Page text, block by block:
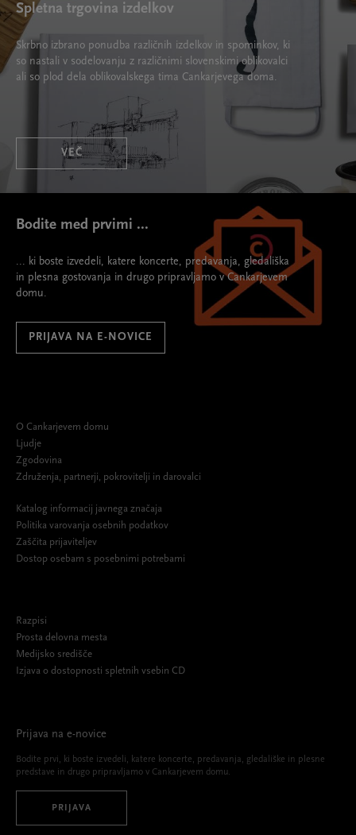
Spletna trgovina izdelkov
Skrbno izbrano ponudba različnih izdelkov in spominkov, ki
so nastali v sodelovanju z različnimi slovenskimi oblikovalci
ali so plod dela oblikovalskega tima Cankarjevega doma.
VEČ
Bodite med prvimi ...
... ki boste izvedeli, katere koncerte, predavanja, gledališka
in plesna gostovanja in drugo pripravljamo v Cankarjevem
domu.
PRIJAVA NA E-NOVICE
O Cankarjevem domu
Ljudje
Zgodovina
Združenja, partnerji, pokrovitelji in darovalci
Katalog informacij javnega značaja
Politika varovanja osebnih podatkov
Zaščita prijaviteljev
Dostop osebam s posebnimi potrebami
Razpisi
Prosta delovna mesta
Medijsko središče
Izjava o dostopnosti spletnih vsebin CD
Prijava na e-novice
Bodite prvi, ki boste izvedeli, katere koncerte, predavanja, gledališke in plesne
predstave in drugo pripravljamo v Cankarjevem domu.
PRIJAVA